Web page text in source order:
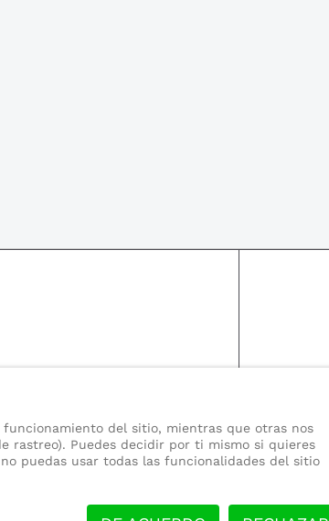
funcionamiento del sitio, mientras que otras nos
rastreo). Puedes decidir por ti mismo si quieres
puedas usar todas las funcionalidades del sitio